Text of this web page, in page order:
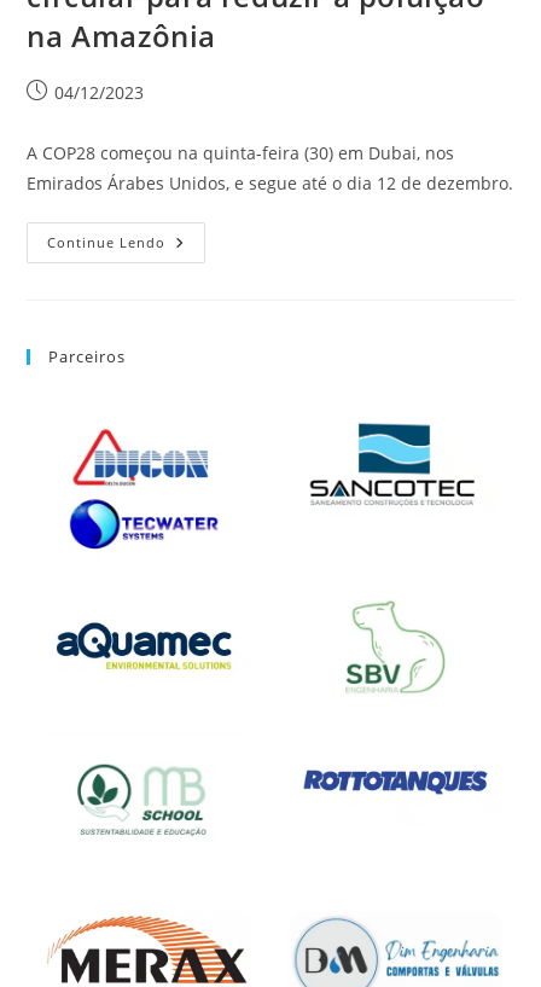
na Amazônia
04/12/2023
A COP28 começou na quinta-feira (30) em Dubai, nos
Emirados Árabes Unidos, e segue até o dia 12 de dezembro.
Continue Lendo
Parceiros